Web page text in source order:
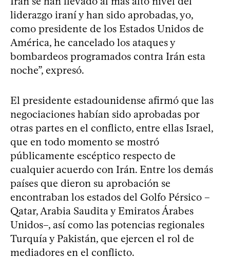
liderazgo iraní y han sido aprobadas, yo,
como presidente de los Estados Unidos de
América, he cancelado los ataques y
bombardeos programados contra Irán esta
noche”, expresó.
El presidente estadounidense afirmó que las
negociaciones habían sido aprobadas por
otras partes en el conflicto, entre ellas Israel,
que en todo momento se mostró
públicamente escéptico respecto de
cualquier acuerdo con Irán. Entre los demás
países que dieron su aprobación se
encontraban los estados del Golfo Pérsico –
Qatar, Arabia Saudita y Emiratos Árabes
Unidos–, así como las potencias regionales
Turquía y Pakistán, que ejercen el rol de
mediadores en el conflicto.